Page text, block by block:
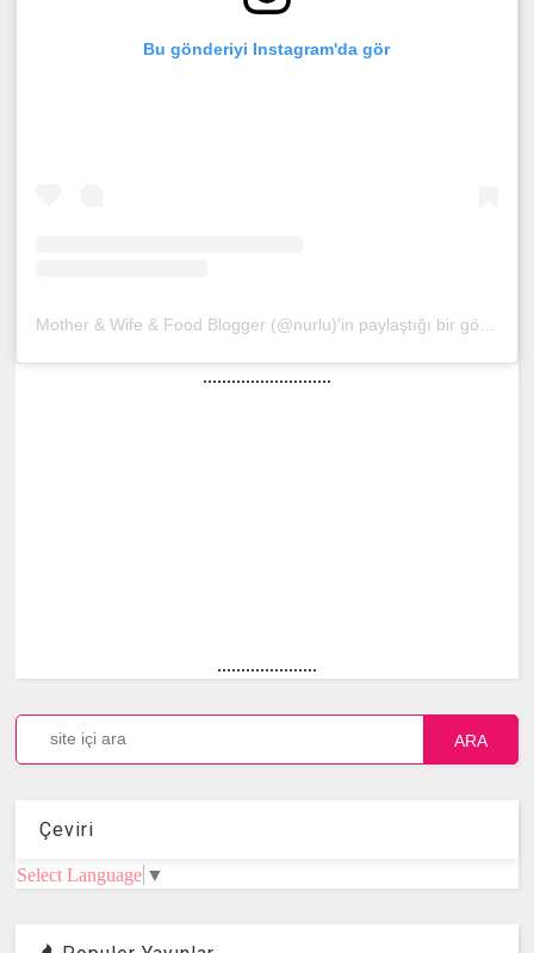
Bu gönderiyi Instagram'da gör
Mother & Wife & Food Blogger (@nurlu)'in paylaştığı bir gönderi
...........................
.....................
ARA
Çeviri
Select Language ▼